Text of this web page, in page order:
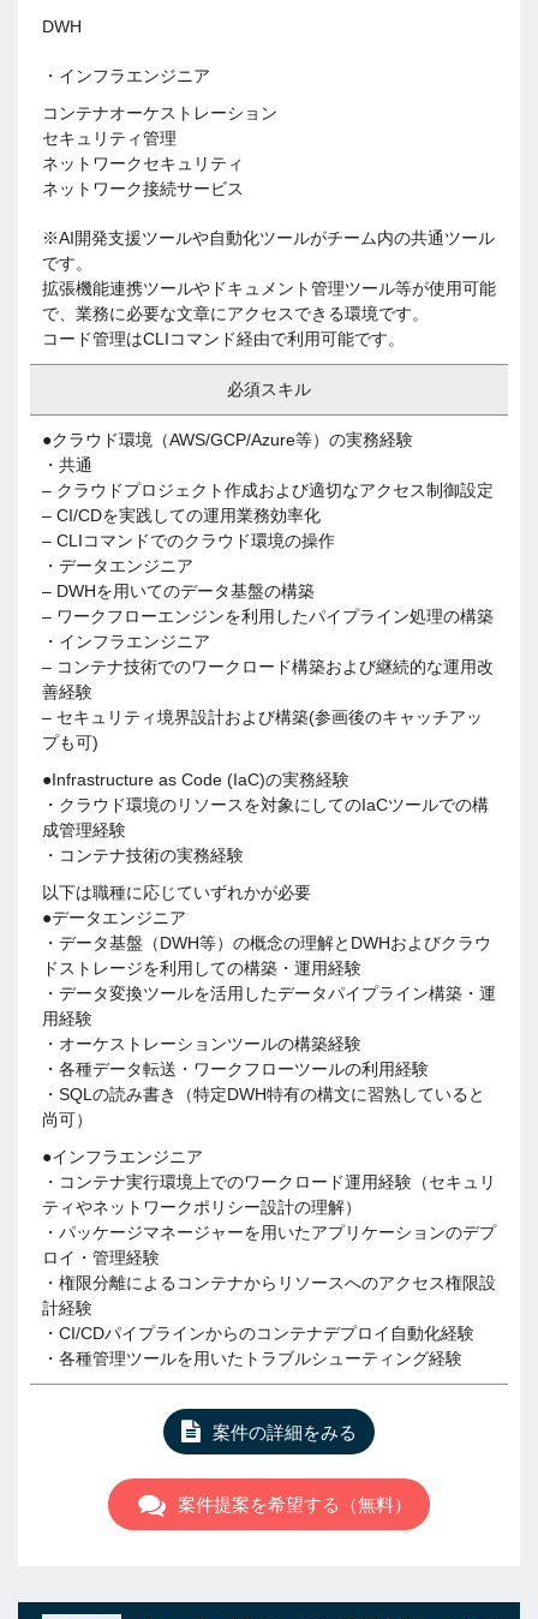
DWH
・インフラエンジニア
コンテナオーケストレーション
セキュリティ管理
ネットワークセキュリティ
ネットワーク接続サービス
※AI開発支援ツールや自動化ツールがチーム内の共通ツール
です。
拡張機能連携ツールやドキュメント管理ツール等が使用可能
で、業務に必要な文章にアクセスできる環境です。
コード管理はCLIコマンド経由で利用可能です。
必須スキル
●クラウド環境（AWS/GCP/Azure等）の実務経験
・共通
– クラウドプロジェクト作成および適切なアクセス制御設定
– CI/CDを実践しての運用業務効率化
– CLIコマンドでのクラウド環境の操作
・データエンジニア
– DWHを用いてのデータ基盤の構築
– ワークフローエンジンを利用したパイプライン処理の構築
・インフラエンジニア
– コンテナ技術でのワークロード構築および継続的な運用改
善経験
– セキュリティ境界設計および構築(参画後のキャッチアッ
プも可)
●Infrastructure as Code (IaC)の実務経験
・クラウド環境のリソースを対象にしてのIaCツールでの構
成管理経験
・コンテナ技術の実務経験
以下は職種に応じていずれかが必要
●データエンジニア
・データ基盤（DWH等）の概念の理解とDWHおよびクラウ
ドストレージを利用しての構築・運用経験
・データ変換ツールを活用したデータパイプライン構築・運
用経験
・オーケストレーションツールの構築経験
・各種データ転送・ワークフローツールの利用経験
・SQLの読み書き（特定DWH特有の構文に習熟していると
尚可）
●インフラエンジニア
・コンテナ実行環境上でのワークロード運用経験（セキュリ
ティやネットワークポリシー設計の理解）
・パッケージマネージャーを用いたアプリケーションのデプ
ロイ・管理経験
・権限分離によるコンテナからリソースへのアクセス権限設
計経験
・CI/CDパイプラインからのコンテナデプロイ自動化経験
・各種管理ツールを用いたトラブルシューティング経験
案件の詳細をみる
案件提案を希望する（無料）